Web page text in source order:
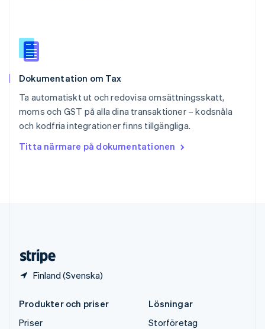
Dokumentation om Tax
Ta automatiskt ut och redovisa omsättningsskatt,
moms och GST på alla dina transaktioner – kodsnåla
och kodfria integrationer finns tillgängliga.
Titta närmare på dokumentationen
Finland (Svenska)
Spanien
Español
English
Sverige
Thailand
ไทยEnglish
English
Produkter och priser
Priser
Lösningar
Storföretag